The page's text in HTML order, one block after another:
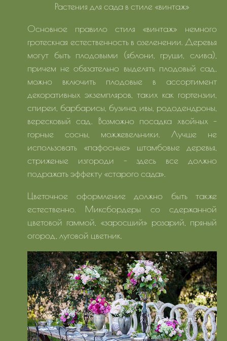
Растения для сада в стиле «винтаж»
Основное правило стиля «винтаж» немного
гротескная естественность в озеленении. Деревья
могут быть плодовыми (яблони, груши, слива),
причем не обязательно выделять плодовый сад,
можно включить плодовые в ассортимент
декоративных экземпляров, таких как гортензии,
спиреи, барбарисы, бузина, ивы, рододендроны,
вересковый сад. Возможно посадка хвойных -
горные сосны, можжевельники. Лучше не
использовать «пафосные» штамбовые деревья,
стриженые изгороди - здесь все должно
подражать эффекту «старого сада».
Цветочное оформление должно быть также
естественно. Миксбордеры со сдержанной
цветовой гаммой, «заросший» розарий, пряный
огород, луговой цветник.